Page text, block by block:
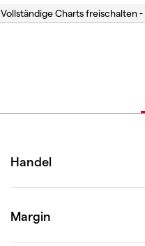
Vollständige Charts freischalten -